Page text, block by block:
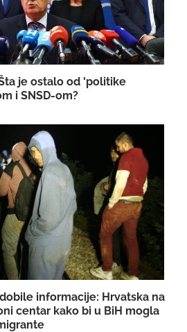
je ostalo od 'politike
i SNSD-om?
informacije: Hrvatska na
centar kako bi u BiH mogla